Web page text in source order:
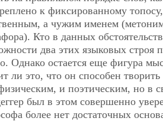
к фиксированному
а чужим именем
Кто в данных
два этих языковых строя
Однако остается еще фигура
ли это, что он способен
и поэтическим, но в
был в этом совершенно
более нет достаточных